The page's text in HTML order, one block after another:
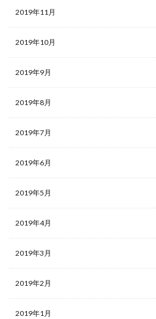
2019年11月
2019年10月
2019年9月
2019年8月
2019年7月
2019年6月
2019年5月
2019年4月
2019年3月
2019年2月
2019年1月